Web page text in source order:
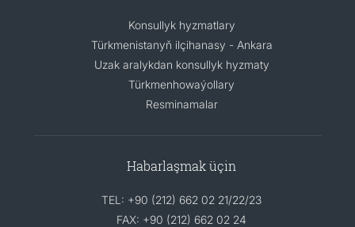
Konsullyk hyzmatlary
Türkmenistanyň ilçihanasy - Ankara
Uzak aralykdan konsullyk hyzmaty
Türkmenhowaýollary
Resminamalar
Habarlaşmak üçin
TEL: +90 (212) 662 02 21/22/23
FAX: +90 (212) 662 02 24